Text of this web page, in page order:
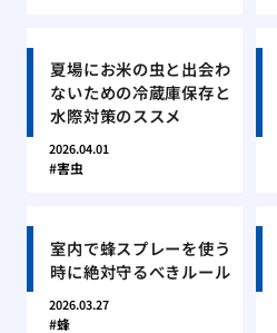
夏場にお米の虫と出会わ
ないための冷蔵庫保存と
水際対策のススメ
2026.04.01
害虫
室内で蜂スプレーを使う
時に絶対守るべきルール
2026.03.27
蜂